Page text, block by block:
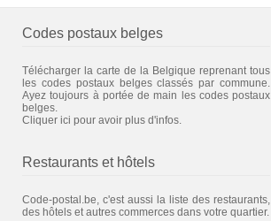
Codes postaux belges
Télécharger la carte de la Belgique reprenant tous
les codes postaux belges classés par commune.
Ayez toujours à portée de main les codes postaux
belges.
Cliquer ici pour avoir plus d'infos.
Restaurants et hôtels
Code-postal.be, c'est aussi la liste des restaurants,
des hôtels et autres commerces dans votre quartier.